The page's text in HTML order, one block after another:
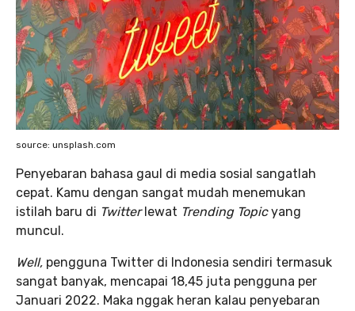
source: unsplash.com
Penyebaran bahasa gaul di media sosial sangatlah
cepat. Kamu dengan sangat mudah menemukan
istilah baru di Twitter lewat Trending Topicyang
muncul.
Well, pengguna Twitter di Indonesia sendiri termasuk
sangat banyak, mencapai 18,45 juta pengguna per
Januari 2022. Maka nggak heran kalau penyebaran